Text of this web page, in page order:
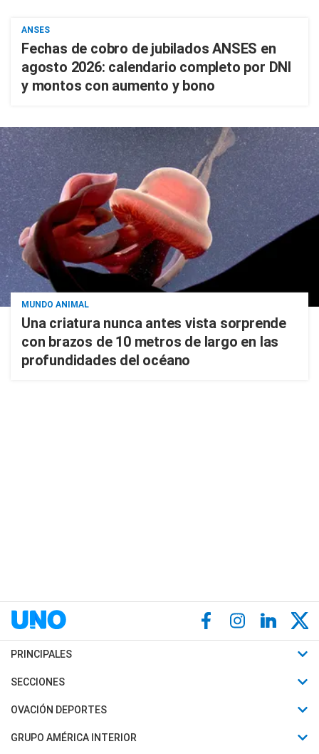
ANSES
Fechas de cobro de jubilados ANSES en
agosto 2026: calendario completo por DNI
y montos con aumento y bono
MUNDO ANIMAL
Una criatura nunca antes vista sorprende
con brazos de 10 metros de largo en las
profundidades del océano
PRINCIPALES
Últimas Noticias
Política
SECCIONES
Horóscopo
Motores
OVACIÓN DEPORTES
Fútbol
GRUPO AMÉRICA INTERIOR